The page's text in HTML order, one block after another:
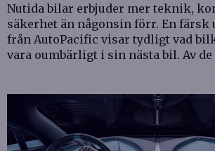
Nutida bilar erbjuder mer teknik,
säkerhet än någonsin förr. En
från AutoPacific visar tydligt vad
vara oumbärligt i sin nästa bil. Av